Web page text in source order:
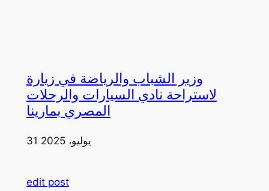
وزير الشباب والرياضة في زيارة
لاستراحة نادي السيارات والرحلات
المصري بمارينا
31 يوليو، 2025
edit post